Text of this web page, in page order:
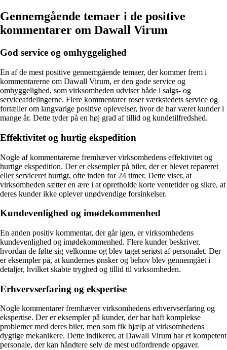
Gennemgående temaer i de positive
kommentarer om Dawall Virum
God service og omhyggelighed
En af de mest positive gennemgående temaer, der kommer frem i
kommentarerne om Dawall Virum, er den gode service og
omhyggelighed, som virksomheden udviser både i salgs- og
serviceafdelingerne. Flere kommentarer roser værkstedets service og
fortæller om langvarige positive oplevelser, hvor de har været kunder i
mange år. Dette tyder på en høj grad af tillid og kundetilfredshed.
Effektivitet og hurtig ekspedition
Nogle af kommentarerne fremhæver virksomhedens effektivitet og
hurtige ekspedition. Der er eksempler på biler, der er blevet repareret
eller serviceret hurtigt, ofte inden for 24 timer. Dette viser, at
virksomheden sætter en ære i at opretholde korte ventetider og sikre, at
deres kunder ikke oplever unødvendige forsinkelser.
Kundevenlighed og imødekommenhed
En anden positiv kommentar, der går igen, er virksomhedens
kundevenlighed og imødekommenhed. Flere kunder beskriver,
hvordan de følte sig velkomne og blev taget seriøst af personalet. Der
er eksempler på, at kundernes ønsker og behov blev gennemgået i
detaljer, hvilket skabte tryghed og tillid til virksomheden.
Erhvervserfaring og ekspertise
Nogle kommentarer fremhæver virksomhedens erhvervserfaring og
ekspertise. Der er eksempler på kunder, der har haft komplekse
problemer med deres biler, men som fik hjælp af virksomhedens
dygtige mekanikere. Dette indikerer, at Dawall Virum har et kompetent
personale, der kan håndtere selv de mest udfordrende opgaver.